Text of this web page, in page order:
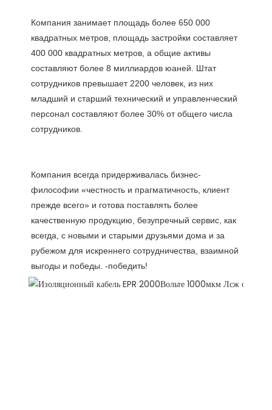
Компания занимает площадь более 650 000
квадратных метров, площадь застройки составляет
400 000 квадратных метров, а общие активы
составляют более 8 миллиардов юаней. Штат
сотрудников превышает 2200 человек, из них
младший и старший технический и управленческий
персонал составляют более 30% от общего числа
Компания всегда придерживалась бизнес-
философии «честность и прагматичность, клиент
прежде всего» и готова поставлять более
качественную продукцию, безупречный сервис, как
всегда, с новыми и старыми друзьями дома и за
рубежом для искреннего сотрудничества, взаимной